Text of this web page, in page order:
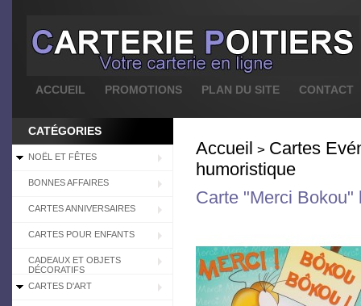
ACCUEIL PROMOTIONS PLAN DU SITE CONTACT
CATÉGORIES
NOËL ET FÊTES
BONNES AFFAIRES
CARTES ANNIVERSAIRES
CARTES POUR ENFANTS
CADEAUX ET OBJETS
DÉCORATIFS
CARTES D'ART
Accueil > Cartes
humoristique
Carte "Merci Bokou"